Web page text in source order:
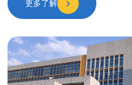
更多了解